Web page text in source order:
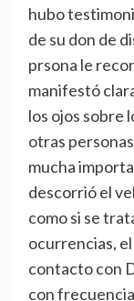
hubo
de su don de
prsona le
manifestó
los ojos sobre
otras
mucha
descorrió el
como si se
ocurrencias,
contacto con
con